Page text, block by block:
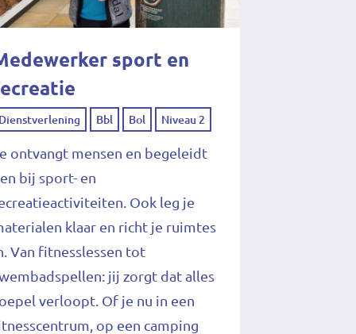
sport en
Bbl Bol Niveau 2
ontvangt mensen en begeleidt
bij sport- en
Ook leg je
klaar en richt je ruimtes
Van fitnesslessen tot
jij zorgt dat alles
verloopt. Of je nu in een
op een camping